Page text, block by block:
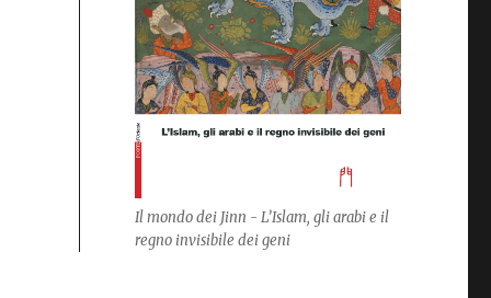
Il mondo dei Jinn - L’Islam, gli arabi e il
regno invisibile dei geni